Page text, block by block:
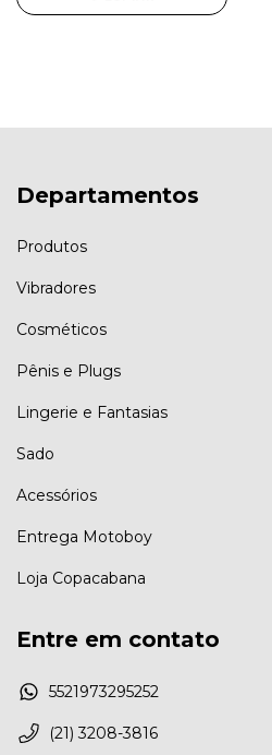
Departamentos
Produtos
Vibradores
Cosméticos
Pênis e Plugs
Lingerie e Fantasias
Sado
Acessórios
Entrega Motoboy
Loja Copacabana
Entre em contato
5521973295252
(21) 3208-3816